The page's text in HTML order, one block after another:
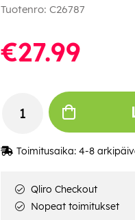
Tuotenro: C26787
€27.99
Toimitusaika: 4-8
Qliro Checkout
Nopeat toimitukset